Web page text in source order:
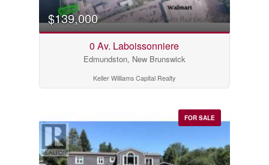
$139,000
0 Av. Laboissonniere
Edmundston, New Brunswick
Keller Williams Capital Realty
FOR SALE